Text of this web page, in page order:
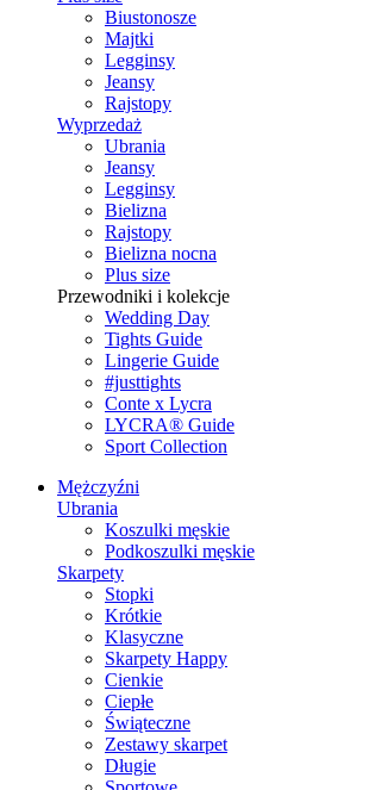
Biustonosze
Majtki
Legginsy
Jeansy
Rajstopy
Wyprzedaż
Ubrania
Jeansy
Legginsy
Bielizna
Rajstopy
Bielizna nocna
Plus size
Przewodniki i kolekcje
Wedding Day
Tights Guide
Lingerie Guide
#justtights
Conte x Lycra
LYCRA® Guide
Sport Сollection
Mężczyźni
Ubrania
Koszulki męskie
Podkoszulki męskie
Skarpety
Stopki
Krótkie
Klasyczne
Skarpety Happy
Cienkie
Ciepłe
Świąteczne
Zestawy skarpet
Długie